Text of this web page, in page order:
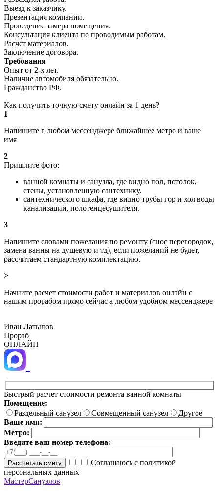
Выезд к заказчику.
Презентация компании.
Проведение замера помещения.
Консультация клиента по проводимым работам.
Расчет материалов.
Заключение договора.
Требования
Опыт от 2-х лет.
Наличие автомобиля обязательно.
Гражданство РФ.
Как получить точную смету онлайн за 1 день?
1
Напишите в любом мессенджере ближайшее метро и ваше
имя
2
Пришлите фото:
ванной комнаты и санузла, где видно пол, потолок,
стены, установленную сантехнику.
сантехнического шкафа, где видно трубы гор и хол воды
канализации, полотенцесушителя.
3
Напишите словами пожелания по ремонту (снос перегородок,
замена ванны на душевую и тд), если пожеланий не будет,
рассчитаем стандартную комплектацию.
>
Начните расчет стоимости работ и материалов онлайн с
нашим прорабом прямо сейчас а любом удобном мессенджере
Иван Латыпов
Прораб
ОНЛАЙН
Быстрый расчет стоимости ремонта ванной комнаты
Помещение:
Раздельный санузел
Совмещенный санузел
Другое
Ваше имя:
Метро:
Введите ваш номер телефона:
Рассчитать смету
Соглашаюсь с политикой
персональных данных
МастерСанузлов